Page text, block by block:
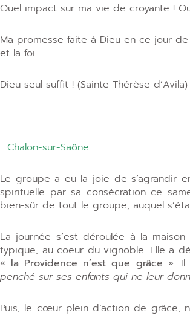
Quel impact sur ma vie de croyante !
Ma promesse faite à Dieu en ce jour
et la foi.
Dieu seul suffit ! (Sainte Thérèse d’Avila)
Chalon-sur-Saône
Le groupe a eu la joie de s’agrandir
spirituelle par sa consécration ce
bien-sûr de tout le groupe, auquel
La journée s’est déroulée à la
typique, au coeur du vignoble. Elle a
« la Providence n’est que grâce ».
penché sur ses enfants qui ne leur
Puis, le cœur plein d’action de grâce,